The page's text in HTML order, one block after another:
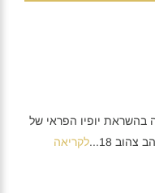
בהשראת יופיו הפראי של
18
...לקריאה